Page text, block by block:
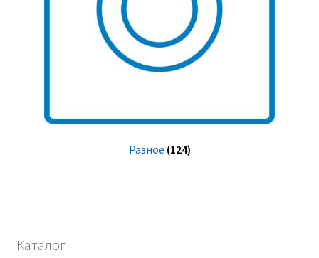
Разное (124)
Каталог